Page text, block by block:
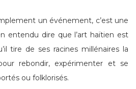
un événement, c’est une
entendu dire que l’art haïtien est
tire de ses racines millénaires la
rebondir, expérimenter et se
ou folklorisés.